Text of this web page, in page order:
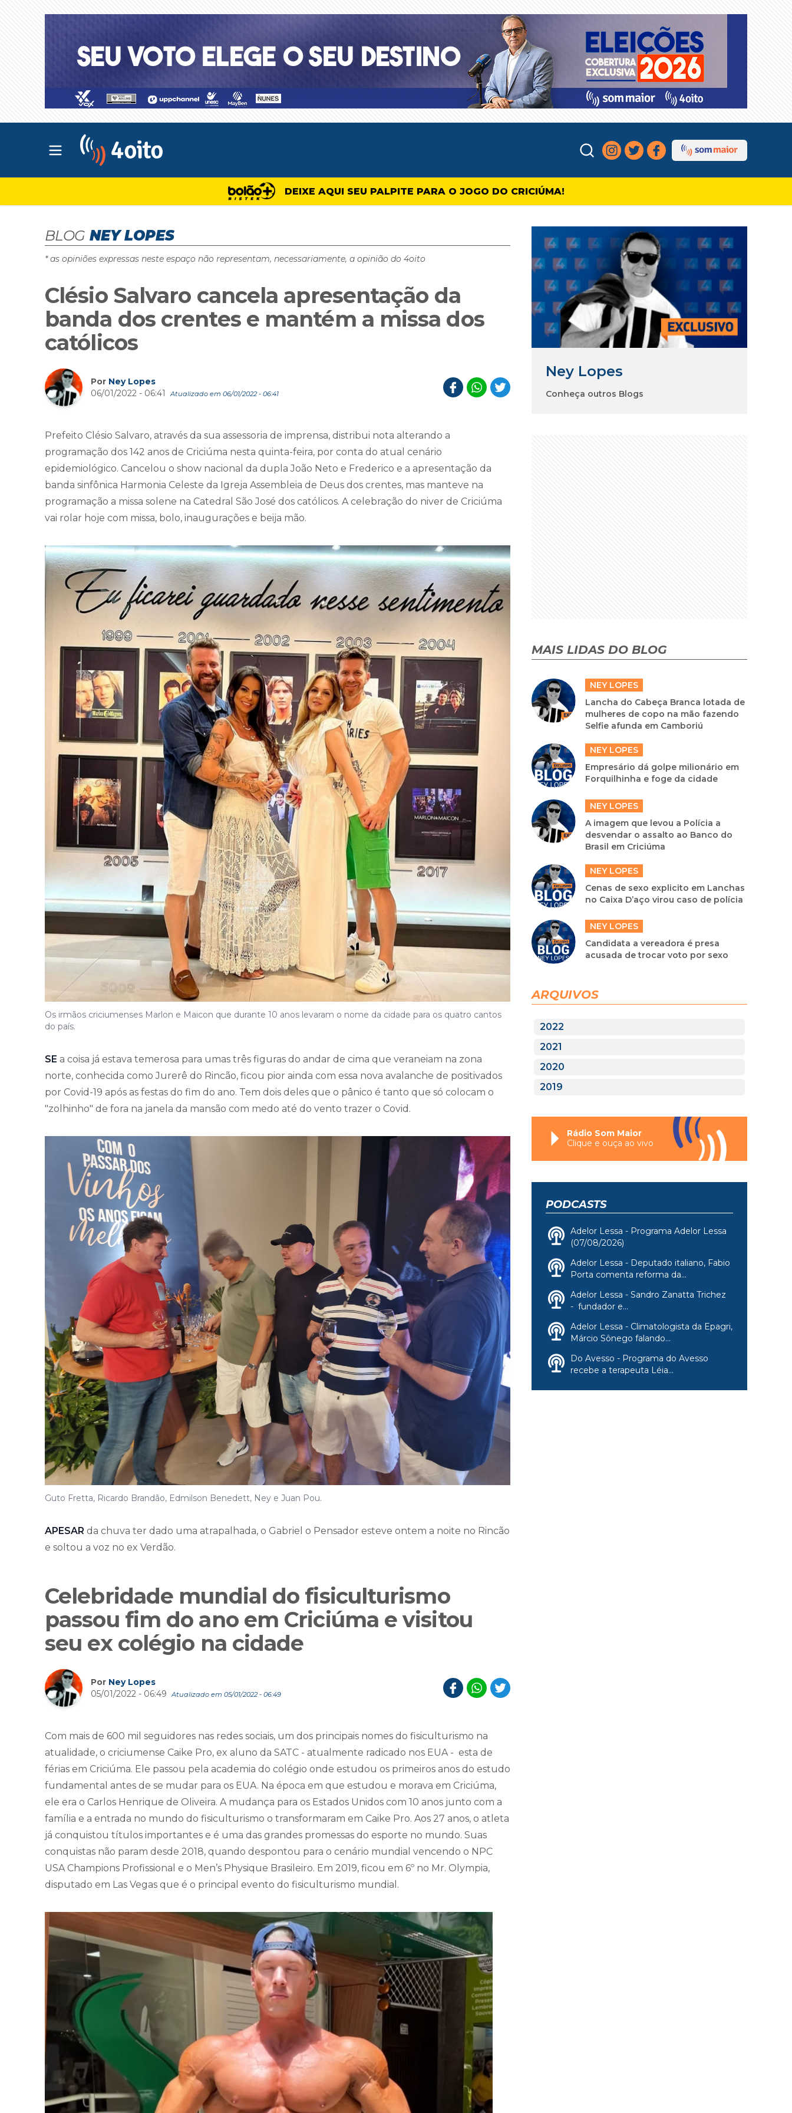
Abrir menu principal
DEIXE AQUI SEU PALPITE PARA O JOGO DO CRICIÚMA!
BLOG NEY LOPES
* as opiniões expressas neste espaço não representam, necessariamente, a opinião do 4oito
Clésio Salvaro cancela apresentação da
banda dos crentes e mantém a missa dos
católicos
Por Ney Lopes
06/01/2022 - 06:41
Atualizado em 06/01/2022 - 06:41
Prefeito Clésio Salvaro, através da sua assessoria de imprensa, distribui nota alterando a
programação dos 142 anos de Criciúma nesta quinta-feira, por conta do atual cenário
epidemiológico. Cancelou o show nacional da dupla João Neto e Frederico e a apresentação da
banda sinfônica Harmonia Celeste da Igreja Assembleia de Deus dos crentes, mas manteve na
programação a missa solene na Catedral São José dos católicos. A celebração do niver de Criciúma
vai rolar hoje com missa, bolo, inaugurações e beija mão.
Os irmãos criciumenses Marlon e Maicon que durante 10 anos levaram o nome da cidade para os quatro cantos
do país.
SE a coisa já estava temerosa para umas três figuras do andar de cima que veraneiam na zona
norte, conhecida como Jurerê do Rincão, ficou pior ainda com essa nova avalanche de positivados
por Covid-19 após as festas do fim do ano. Tem dois deles que o pânico é tanto que só colocam o
"zolhinho" de fora na janela da mansão com medo até do vento trazer o Covid.
Guto Fretta, Ricardo Brandão, Edmilson Benedett, Ney e Juan Pou.
APESAR da chuva ter dado uma atrapalhada, o Gabriel o Pensador esteve ontem a noite no Rincão
e soltou a voz no ex Verdão.
Celebridade mundial do fisiculturismo
passou fim do ano em Criciúma e visitou
seu ex colégio na cidade
Por Ney Lopes
05/01/2022 - 06:49
Atualizado em 05/01/2022 - 06:49
Com mais de 600 mil seguidores nas redes sociais, um dos principais nomes do fisiculturismo na
atualidade, o criciumense Caike Pro, ex aluno da SATC - atualmente radicado nos EUA - esta de
férias em Criciúma. Ele passou pela academia do colégio onde estudou os primeiros anos do estudo
fundamental antes de se mudar para os EUA. Na época em que estudou e morava em Criciúma,
ele era o Carlos Henrique de Oliveira. A mudança para os Estados Unidos com 10 anos junto com a
família e a entrada no mundo do fisiculturismo o transformaram em Caike Pro. Aos 27 anos, o atleta
já conquistou títulos importantes e é uma das grandes promessas do esporte no mundo. Suas
conquistas não param desde 2018, quando despontou para o cenário mundial vencendo o NPC
USA Champions Profissional e o Men’s Physique Brasileiro. Em 2019, ficou em 6º no Mr. Olympia,
disputado em Las Vegas que é o principal evento do fisiculturismo mundial.
Ney Lopes
Conheça outros Blogs
MAIS LIDAS DO BLOG
NEY LOPES
Lancha do Cabeça Branca lotada de
mulheres de copo na mão fazendo
Selfie afunda em Camboriú
NEY LOPES
Empresário dá golpe milionário em
Forquilhinha e foge da cidade
NEY LOPES
A imagem que levou a Polícia a
desvendar o assalto ao Banco do
Brasil em Criciúma
NEY LOPES
Cenas de sexo explicito em Lanchas
no Caixa D’aço virou caso de polícia
NEY LOPES
Candidata a vereadora é presa
acusada de trocar voto por sexo
ARQUIVOS
2022
2021
2020
2019
Rádio Som Maior
Clique e ouça ao vivo
PODCASTS
Adelor Lessa - Programa Adelor Lessa
(07/08/2026)
Adelor Lessa - Deputado italiano, Fabio
Porta comenta reforma da...
Adelor Lessa - Sandro Zanatta Trichez
- fundador e...
Adelor Lessa - Climatologista da Epagri,
Márcio Sônego falando...
Do Avesso - Programa do Avesso
recebe a terapeuta Léia...